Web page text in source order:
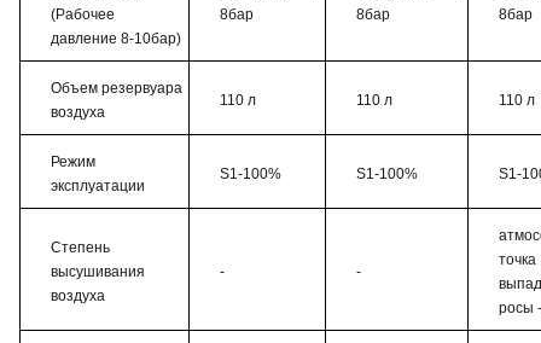
(Рабочее
давление 8-10бар)
8бар
8бар
8бар
Объем резервуара
воздуха
110 л 110 л 110 л
Режим
эксплуатации
S1-100% S1-100% S1-
Степень
высушивания
воздуха
- -
точка
росы